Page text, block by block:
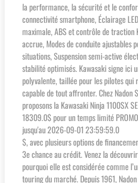
la performance, la sécurité et le
connectivité smartphone, Éclairage
maximale, ABS et contrôle de traction
accrue, Modes de conduite ajustables
situations, Suspension semi-active
stabilité optimisés. Kawasaki signe ici
polyvalente, taillée pour les pilotes
capable de tout affronter. Chez Nadon
proposons la Kawasaki Ninja 1100SX
18309.0$ pour un temps limité
jusqu'au 2026-09-01 23:59:59.0
$, avec plusieurs options de
3e chance au crédit. Venez la
pourquoi elle est considérée comme
touring du marché. Depuis 1961,